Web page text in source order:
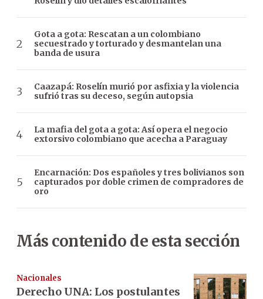
Gota a gota: Rescatan a un colombiano
secuestrado y torturado y desmantelan una
banda de usura
Caazapá: Roselín murió por asfixia y la violencia
sufrió tras su deceso, según autopsia
La mafia del gota a gota: Así opera el negocio
extorsivo colombiano que acecha a Paraguay
Encarnación: Dos españoles y tres bolivianos son
capturados por doble crimen de compradores de
oro
Más contenido de esta sección
Nacionales
Derecho UNA: Los postulantes